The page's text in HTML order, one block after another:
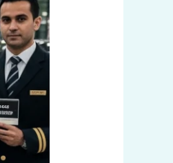
صباح
السالم:
أسرع
خدمة
تكسي
بالكويت
–
توصيل